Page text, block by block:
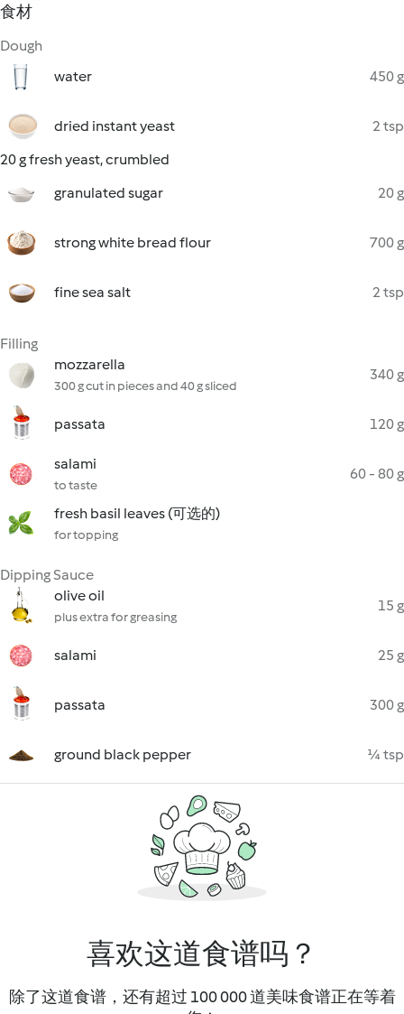
食材
Dough
water
450 g
dried instant yeast
2 tsp
20 g fresh yeast, crumbled
granulated sugar
20 g
strong white bread flour 700 g
fine sea salt 2 tsp
Filling
mozzarella
300 g cut in pieces and 40 g sliced
340 g
passata 120 g
salami
to taste
60 - 80 g
fresh basil leaves (可选的)
for topping
Dipping Sauce
olive oil
plus extra for greasing
15 g
salami 25 g
passata 300 g
ground black pepper ¼ tsp
喜欢这道食谱吗？
除了这道食谱，还有超过 100 000 道美味食谱正在等着